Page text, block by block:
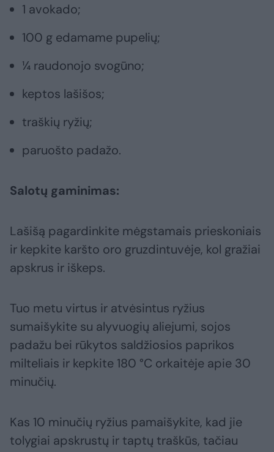
1 avokado;
100 g edamame pupelių;
¼ raudonojo svogūno;
keptos lašišos;
traškių ryžių;
paruošto padažo.
Salotų gaminimas:
Lašišą pagardinkite mėgstamais prieskoniais
ir kepkite karšto oro gruzdintuvėje, kol gražiai
apskrus ir iškeps.
Tuo metu virtus ir atvėsintus ryžius
sumaišykite su alyvuogių aliejumi, sojos
padažu bei rūkytos saldžiosios paprikos
milteliais ir kepkite 180 °C orkaitėje apie 30
minučių.
Kas 10 minučių ryžius pamaišykite, kad jie
tolygiai apskrustų ir taptų traškūs, tačiau